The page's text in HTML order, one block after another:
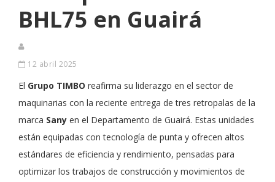
BHL75 en Guairá
12 abril 2025
El Grupo TIMBO reafirma su liderazgo en el sector de
maquinarias con la reciente entrega de tres retropalas de la
marca Sany en el Departamento de Guairá. Estas unidades
están equipadas con tecnología de punta y ofrecen altos
estándares de eficiencia y rendimiento, pensadas para
optimizar los trabajos de construcción y movimientos de